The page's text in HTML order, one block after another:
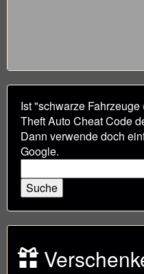
Ist "schwarze
Theft Auto Cheat Code
Dann verwende doch
Google.